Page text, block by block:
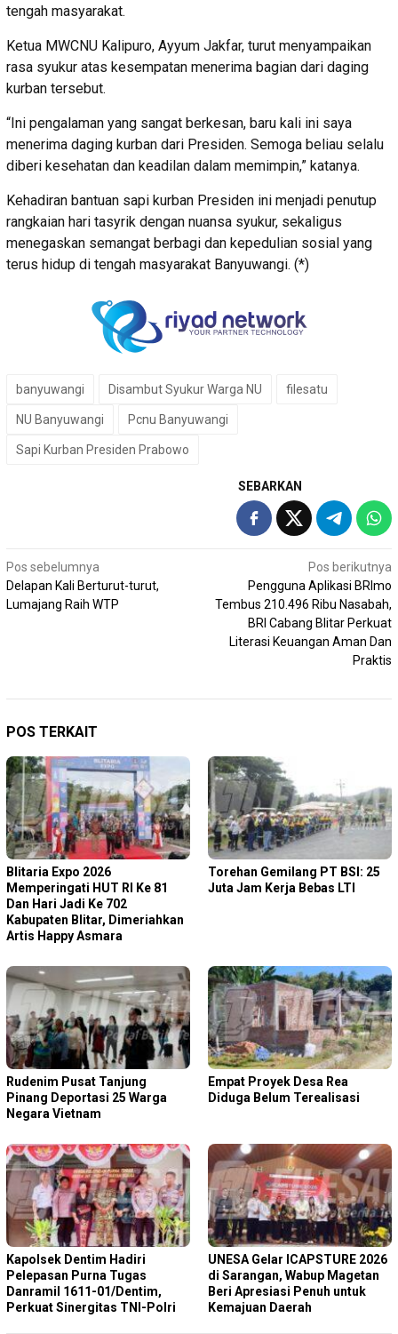
tengah masyarakat.
Ketua MWCNU Kalipuro, Ayyum Jakfar, turut menyampaikan
rasa syukur atas kesempatan menerima bagian dari daging
kurban tersebut.
“Ini pengalaman yang sangat berkesan, baru kali ini saya
menerima daging kurban dari Presiden. Semoga beliau selalu
diberi kesehatan dan keadilan dalam memimpin,” katanya.
Kehadiran bantuan sapi kurban Presiden ini menjadi penutup
rangkaian hari tasyrik dengan nuansa syukur, sekaligus
menegaskan semangat berbagi dan kepedulian sosial yang
terus hidup di tengah masyarakat Banyuwangi. (*)
banyuwangi Disambut Syukur Warga NU filesatu
NU Banyuwangi Pcnu Banyuwangi
Sapi Kurban Presiden Prabowo
SEBARKAN
Navigasi
pos
Pos sebelumnya
Delapan Kali Berturut-turut,
Lumajang Raih WTP
Pos berikutnya
Pengguna Aplikasi BRImo
Tembus 210.496 Ribu Nasabah,
BRI Cabang Blitar Perkuat
Literasi Keuangan Aman Dan
Praktis
POS TERKAIT
Blitaria Expo 2026
Memperingati HUT RI Ke 81
Dan Hari Jadi Ke 702
Kabupaten Blitar, Dimeriahkan
Artis Happy Asmara
Torehan Gemilang PT BSI: 25
Juta Jam Kerja Bebas LTI
Rudenim Pusat Tanjung
Pinang Deportasi 25 Warga
Negara Vietnam
Empat Proyek Desa Rea
Diduga Belum Terealisasi
Kapolsek Dentim Hadiri
Pelepasan Purna Tugas
Danramil 1611-01/Dentim,
Perkuat Sinergitas TNI-Polri
‎UNESA Gelar ICAPSTURE 2026
di Sarangan, Wabup Magetan
Beri Apresiasi Penuh untuk
Kemajuan Daerah